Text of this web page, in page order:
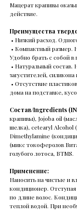
Мацерат крапивы
действие.
Преимущества
• Низкий расход.
• Компактный размер.
Удобно брать с собой в
• Натуральный
загустителей, силикона
• Отсутствие
дома на подставке,
Состав/Ingredients
крапивы), Jojoba oil
шелка), cetearyl
Dimethylamine
(микс токоферолов
голубого лотоса, BTMS.
Применение:
Наносить на чистые и
кондиционер.
по длине волос.
теплой водой. При